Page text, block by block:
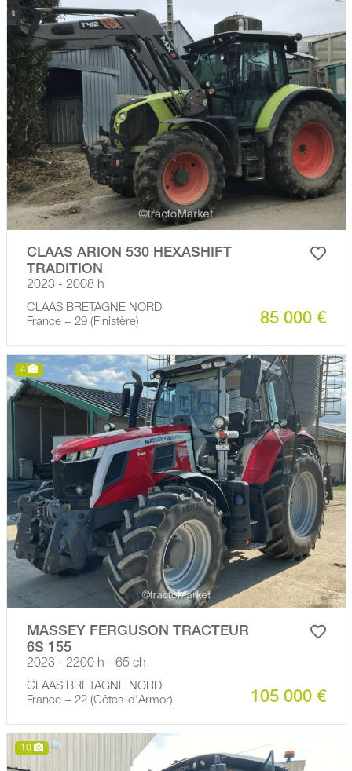
CLAAS ARION 530 HEXASHIFT
TRADITION
2023 - 2008 h
CLAAS BRETAGNE NORD
France − 29 (Finistère)
85 000 €
4
MASSEY FERGUSON TRACTEUR
6S 155
2023 - 2200 h - 65 ch
CLAAS BRETAGNE NORD
France − 22 (Côtes-d'Armor)
105 000 €
10